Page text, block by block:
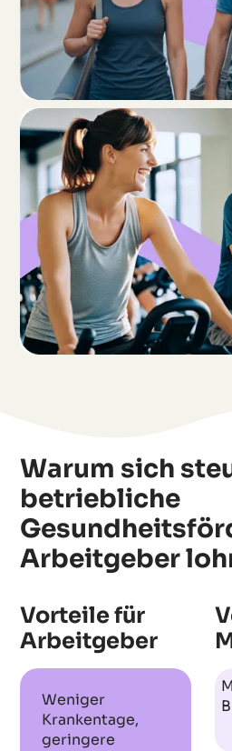
Warum sich
betriebliche
Arbeitgeber
Vorteile für
Arbeitgeber
Weniger
Krankentage,
geringere